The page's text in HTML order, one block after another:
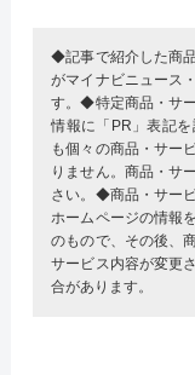
◆記事で紹介した商
がマイナビニュース
す。◆特定商品・サ
情報に「PR」表記
も個々の商品・サー
りません。商品・サ
さい。◆商品・サー
ホームページの情報
のもので、その後、
サービス内容が変更
合があります。